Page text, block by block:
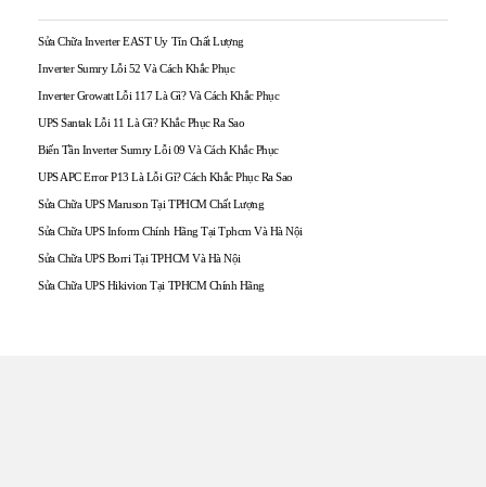
Sửa Chữa Inverter EAST Uy Tín Chất Lượng
Inverter Sumry Lỗi 52 Và Cách Khắc Phục
Inverter Growatt Lỗi 117 Là Gì? Và Cách Khắc Phục
UPS Santak Lỗi 11 Là Gì? Khắc Phục Ra Sao
Biến Tần Inverter Sumry Lỗi 09 Và Cách Khắc Phục
UPS APC Error P13 Là Lỗi Gì? Cách Khắc Phục Ra Sao
Sửa Chữa UPS Maruson Tại TPHCM Chất Lượng
Sửa Chữa UPS Inform Chính Hãng Tại Tphcm Và Hà Nội
Sửa Chữa UPS Borri Tại TPHCM Và Hà Nội
Sửa Chữa UPS Hikivion Tại TPHCM Chính Hãng